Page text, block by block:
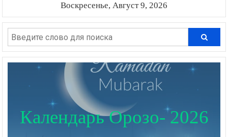
Воскресенье, Август 9, 2026
Календарь Орозо- 2026